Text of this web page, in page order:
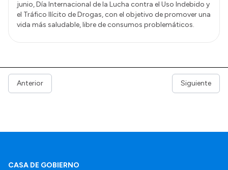
junio, Día Internacional de la Lucha contra el Uso Indebido y
el Tráfico Ilícito de Drogas, con el objetivo de promover una
vida más saludable, libre de consumos problemáticos.
Anterior Siguiente
CASA DE GOBIERNO